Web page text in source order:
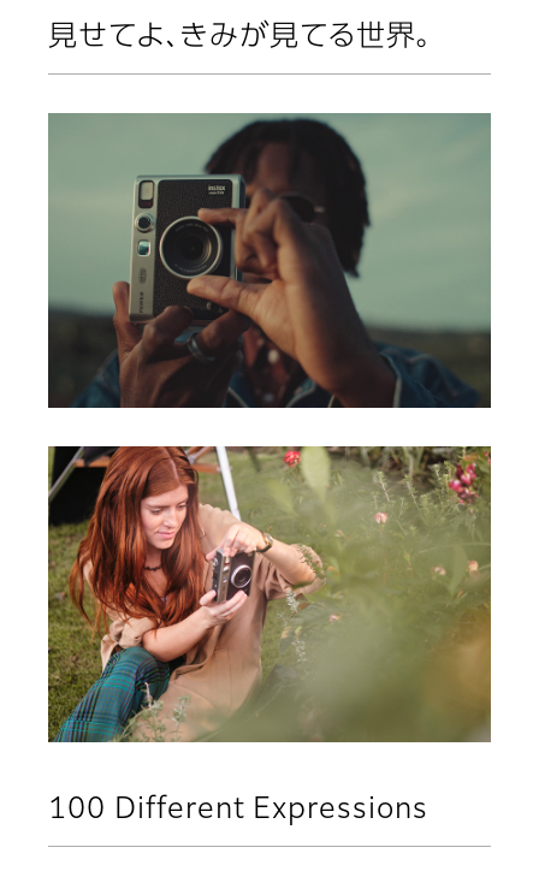
見せてよ、きみが見てる世界。
100 Different Expressions